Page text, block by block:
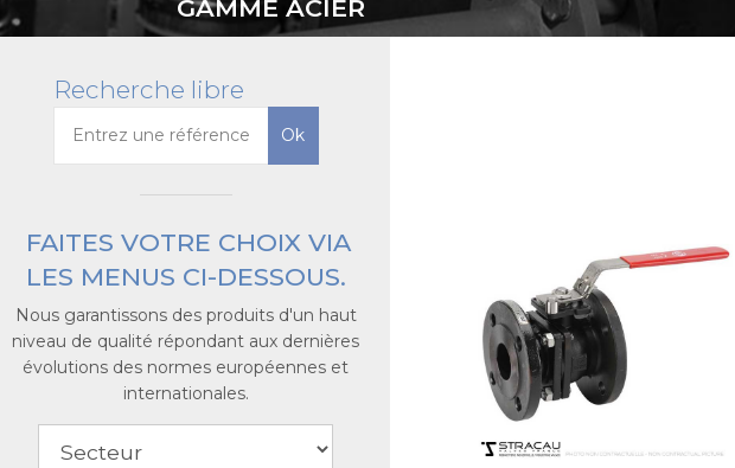
GAMME ACIER
Recherche libre
Ok
FAITES VOTRE CHOIX VIA
LES MENUS CI-DESSOUS.
Nous garantissons des produits d'un haut
niveau de qualité répondant aux dernières
évolutions des normes européennes et
internationales.